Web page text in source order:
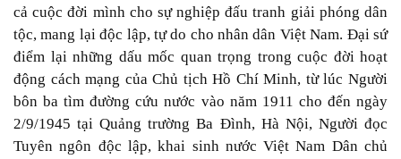
cả cuộc đời mình cho sự nghiệp đấu tranh giải phóng dân
tộc, mang lại độc lập, tự do cho nhân dân Việt Nam. Đại sứ
điểm lại những dấu mốc quan trọng trong cuộc đời hoạt
động cách mạng của Chủ tịch Hồ Chí Minh, từ lúc Người
bôn ba tìm đường cứu nước vào năm 1911 cho đến ngày
2/9/1945 tại Quảng trường Ba Đình, Hà Nội, Người đọc
Tuyên ngôn độc lập, khai sinh nước Việt Nam Dân chủ